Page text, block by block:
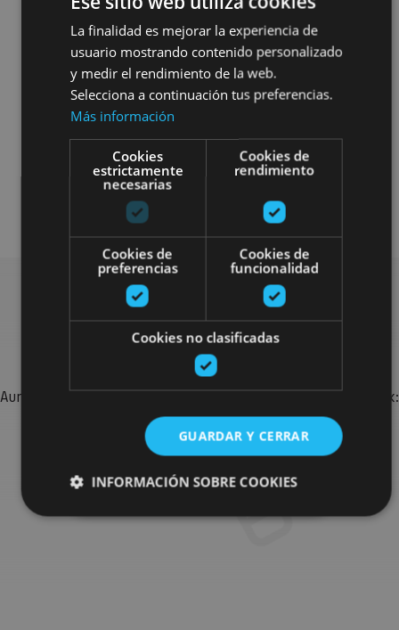
Bilatu plan gehiago
Aurkitu zure bidaia Nafarroan osatzeko planak eta iradokizunak:
jarduera antolatuak, bisitak eta agendaren ekitaldi
garrantzitsuenak.
La finalidad es mejorar la experiencia de
usuario mostrando contenido personalizado
y medir el rendimiento de la web.
Selecciona a continuación tus preferencias.
Más información
Cookies
estrictamente
necesarias
Cookies de
rendimiento
Cookies de
preferencias
Cookies de
funcionalidad
Cookies no clasificadas
GUARDAR Y CERRAR
INFORMACIÓN SOBRE COOKIES